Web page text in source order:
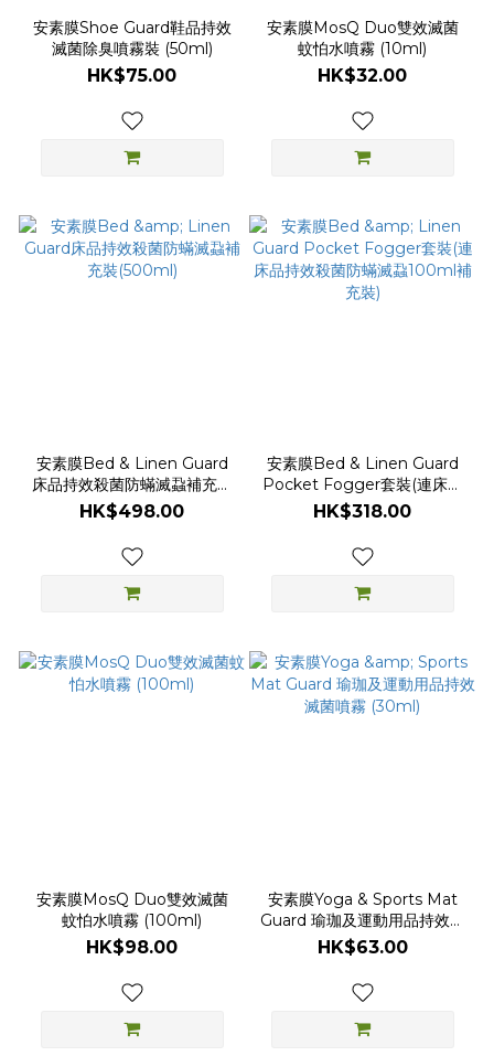
安素膜Shoe Guard鞋品持效
滅菌除臭噴霧裝 (50ml)
HK$75.00
安素膜MosQ Duo雙效滅菌
蚊怕水噴霧 (10ml)
HK$32.00
安素膜Bed & Linen Guard
床品持效殺菌防蟎滅蝨補充裝
(500ml)
HK$498.00
安素膜Bed & Linen Guard
Pocket Fogger套裝(連床品
持效殺菌防蟎滅蝨100ml補充
HK$318.00
安素膜MosQ Duo雙效滅菌
蚊怕水噴霧 (100ml)
HK$98.00
安素膜Yoga & Sports Mat
Guard 瑜珈及運動用品持效滅
菌噴霧 (30ml)
HK$63.00